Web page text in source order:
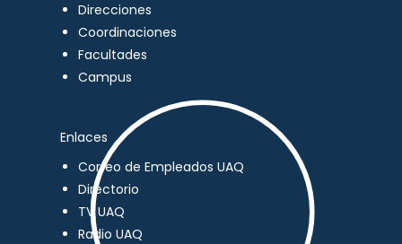
Direcciones
Coordinaciones
Facultades
Campus
Enlaces
Correo de Empleados UAQ
Directorio
TV UAQ
Radio UAQ